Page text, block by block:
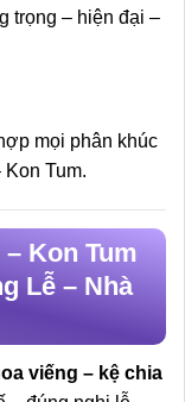
trọng – hiện đại –
mọi phân khúc
Tum.
Kon Tum
Lễ – Nhà
viếng – kệ chia